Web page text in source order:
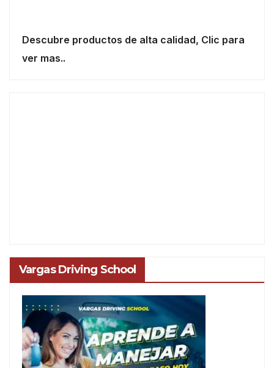
Descubre productos de alta calidad, Clic para
ver mas..
Vargas Driving School